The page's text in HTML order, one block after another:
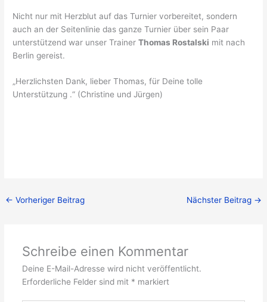
Nicht nur mit Herzblut auf das Turnier vorbereitet, sondern
auch an der Seitenlinie das ganze Turnier über sein Paar
unterstützend war unser TrainerThomas Rostalski mit nach
Berlin gereist.
„Herzlichsten Dank, lieber Thomas, für Deine tolle
Unterstützung .“ (Christine und Jürgen)
← Vorheriger Beitrag Nächster Beitrag →
Schreibe einen Kommentar
Deine E-Mail-Adresse wird nicht veröffentlicht.
Erforderliche Felder sind mit * markiert